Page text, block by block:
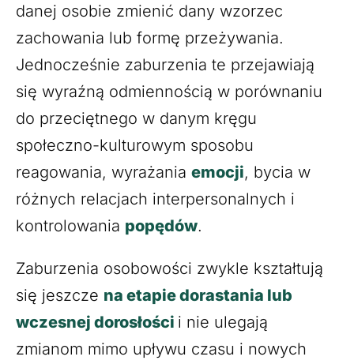
danej osobie zmienić dany wzorzec
zachowania lub formę przeżywania.
Jednocześnie zaburzenia te przejawiają
się wyraźną odmiennością w porównaniu
do przeciętnego w danym kręgu
społeczno-kulturowym sposobu
reagowania, wyrażania emocji, bycia w
różnych relacjach interpersonalnych i
kontrolowania popędów.
Zaburzenia osobowości zwykle kształtują
się jeszcze na etapie dorastania lub
wczesnej dorosłości i nie ulegają
zmianom mimo upływu czasu i nowych